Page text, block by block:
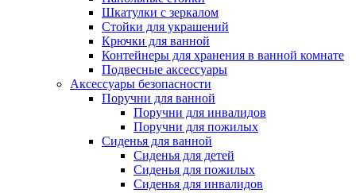
Шкатулки с зеркалом
Стойки для украшений
Крючки для ванной
Контейнеры для хранения в ванной комнате
Подвесные аксессуары
Аксессуары безопасности
Поручни для ванной
Поручни для инвалидов
Поручни для пожилых
Сиденья для ванной
Сиденья для детей
Сиденья для пожилых
Сиденья для инвалидов